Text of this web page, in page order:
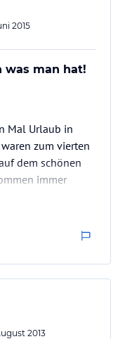
2015
was man hat!
Mal Urlaub in
zum vierten
dem schönen
immer
Die
und es fehlt
geben gute
und um
Auch im nächsten
2013